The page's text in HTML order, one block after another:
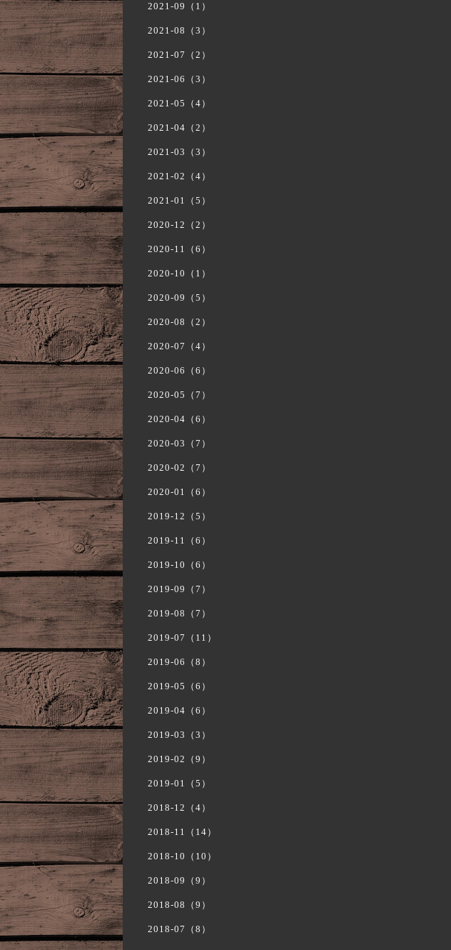
2021-09（1）
2021-08（3）
2021-07（2）
2021-06（3）
2021-05（4）
2021-04（2）
2021-03（3）
2021-02（4）
2021-01（5）
2020-12（2）
2020-11（6）
2020-10（1）
2020-09（5）
2020-08（2）
2020-07（4）
2020-06（6）
2020-05（7）
2020-04（6）
2020-03（7）
2020-02（7）
2020-01（6）
2019-12（5）
2019-11（6）
2019-10（6）
2019-09（7）
2019-08（7）
2019-07（11）
2019-06（8）
2019-05（6）
2019-04（6）
2019-03（3）
2019-02（9）
2019-01（5）
2018-12（4）
2018-11（14）
2018-10（10）
2018-09（9）
2018-08（9）
2018-07（8）